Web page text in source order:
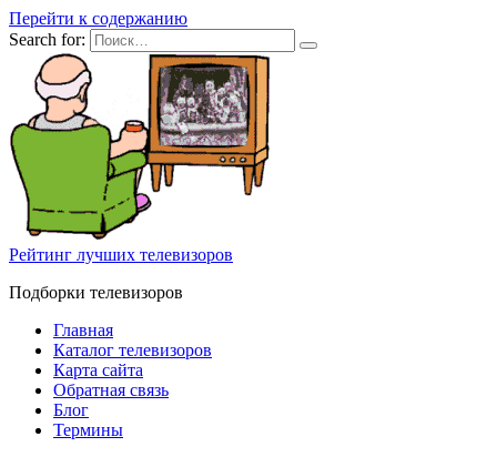
Перейти к содержанию
Search for:
Рейтинг лучших телевизоров
Подборки телевизоров
Главная
Каталог телевизоров
Карта сайта
Обратная связь
Блог
Термины